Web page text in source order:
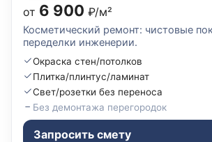
от 6 900 ₽/м²
Косметический ремонт: чистовые
переделки инженерии.
Окраска стен/потолков
Плитка/плинтус/ламинат
Свет/розетки без переноса
Без демонтажа перегородок
Запросить смету